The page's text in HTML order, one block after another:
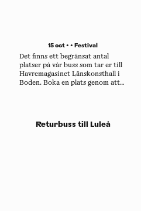
15 oct • • Festival
Det finns ett begränsat antal
platser på vår buss som tar er till
Havremagasinet Länskonsthall i
Boden. Boka en plats genom att
Returbuss till Luleå